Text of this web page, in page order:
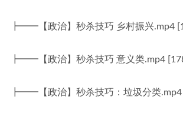
┣━━【政治】秒杀技巧 乡村振兴.mp4
┣━━【政治】秒杀技巧 意义类.mp4
┣━━【政治】秒杀技巧：垃圾分类.mp4